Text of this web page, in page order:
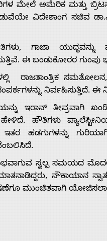
ಮೇಲೆ ಅಮೆರಿಕ ಮತ್ತು ಬ್ರಿಟನ್‌
ನಡುವೆಯೇ ವಿದೇಶಾಂಗ ಸಚಿವ
ಗಾಜಾ ಯುದ್ಧವನ್ನು
ಈ ಬಂಡುಕೋರರ
ರಾಜತಾಂತ್ರಿಕ
ನಿರ್ವಹಿಸುತ್ತಿದೆ. ಈ
ಇರಾನ್ ತೀವ್ರವಾಗಿ
ಹೇಳಿದೆ. ಹೌತಿಗಳು
ಹಡಗುಗಳನ್ನು
ಸ್ವಲ್ಪ ಸಮಯದ
ನೌಕಾಯಾನ
ಮುಂಚಿತವಾಗಿ